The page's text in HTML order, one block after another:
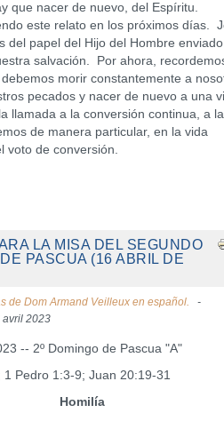
que nacer de nuevo, del Espíritu.
este relato en los próximos días.
del papel del Hijo del Hombre
salvación. Por ahora,
morir constantemente a
pecados y nacer de nuevo a una
llamada a la conversión continua, a
de manera particular, en la vida
voto de conversión.
LA MISA DEL SEGUNDO
PASCUA (16 ABRIL DE
de Dom Armand Veilleux en español.
avril 2023
-- 2º Domingo de Pascua "A"
1 Pedro 1:3-9; Juan 20:19-31
Homilía